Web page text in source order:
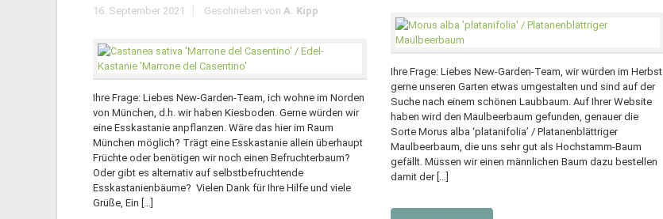
16. September 2021 Geschrieben von A. Kipp
Ihre Frage: Liebes New-Garden-Team, ich wohne im Norden
von München, d.h. wir haben Kiesboden. Gerne würden wir
eine Esskastanie anpflanzen. Wäre das hier im Raum
München möglich? Trägt eine Esskastanie allein überhaupt
Früchte oder benötigen wir noch einen Befruchterbaum?
Oder gibt es alternativ auf selbstbefruchtende
Esskastanienbäume? Vielen Dank für Ihre Hilfe und viele
Grüße, Ein […]
Ihre Frage: Liebes New-Garden-Team, wir würden im Herbst
gerne unseren Garten etwas umgestalten und sind auf der
Suche nach einem schönen Laubbaum. Auf Ihrer Website
haben wird den Maulbeerbaum gefunden, genauer die
Sorte Morus alba ‘platanifolia’ / Platanenblättriger
Maulbeerbaum, die uns sehr gut als Hochstamm-Baum
gefällt. Müssen wir einen männlichen Baum dazu bestellen
damit der […]